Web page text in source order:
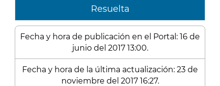
Resuelta
Fecha y hora de publicación en el Portal: 16 de
junio del 2017 13:00.
Fecha y hora de la última actualización: 23 de
noviembre del 2017 16:27.